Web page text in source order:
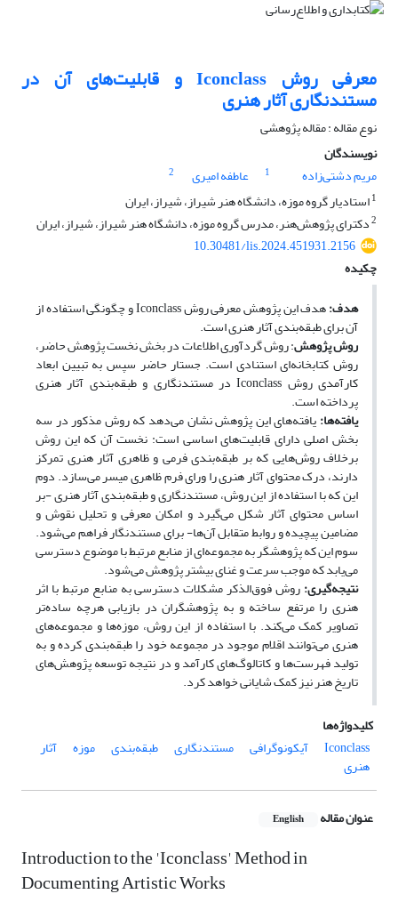
معرفی روش Iconclass و قابلیت‌های آن در
مستندنگاری آثار هنری
نوع مقاله : مقاله پژوهشی
نویسندگان
مریم دشتی‌زاده
1 عاطفه امیری
2
1استادیار گروه موزه، دانشگاه هنر شیراز، شیراز، ایران
2دکترای پژوهش‌هنر، مدرس گروه موزه، دانشگاه هنر شیراز، شیراز، ایران
10.30481/lis.2024.451931.2156
چکیده
هدف:
هدف این پژوهش معرفی روش Iconclass و چگونگی استفاده از
آن برای طبقه‌بندی آثار هنری است.
روش پژوهش: روش گردآوری اطلاعات در بخش نخست پژوهش حاضر،
روش کتابخانه‌ای استنادی است. جستار حاضر سپس به تبیین ابعاد
کارآمدی روش Iconclass در مستندنگاری و طبقه‌بندی آثار هنری
پرداخته است.
یافته‌ها:یافته‌های این پژوهش نشان می‌دهد که روش مذکور در سه
بخش اصلی دارای قابلیت‌های اساسی است: نخست آن‌ که این روش
برخلاف روش‌هایی که بر طبقه‌بندی فرمی و ظاهری آثار هنری تمرکز
دارند، درک محتوای آثار هنری را ورای فرم ظاهری میسر می‌سازد. دوم
این ‌که با استفاده از این روش، مستندنگاری و طبقه‌بندی آثار هنری -بر
اساس محتوای آثار شکل می‌گیرد و امکان معرفی و تحلیل نقوش و
مضامین پیچیده و روابط متقابل آن‌ها- برای مستندنگار فراهم می‌شود.
سوم این ‌که پژوهشگر به مجموعه‌ای از منابع مرتبط با موضوع دسترسی
می‌یابد که موجب سرعت و غنای بیشتر پژوهش می‌شود.
نتیجه‌گیری:روش فوق‌الذکر مشکلات دسترسی به منابع مرتبط با اثر
هنری را مرتفع ساخته و به پژوهشگران در بازیابی هرچه ساده‌تر
تصاویر کمک می‌کند. با استفاده از این روش، موزه‌ها و مجموعه‌های
هنری می‌توانند اقلام موجود در مجموعه خود را طبقه‌بندی کرده و به
تولید فهرست‌ها و کاتالوگ‌های کارآمد و در نتیجه توسعه پژوهش‌های
تاریخ هنر نیز کمک شایانی خواهد کرد.
کلیدواژه‌ها
Iconclass
آیکونوگرافی مستندنگاری طبقه‌بندی موزه آثار
هنری
عنوان مقاله English
Introduction to the 'Iconclass' Method in
Documenting Artistic Works